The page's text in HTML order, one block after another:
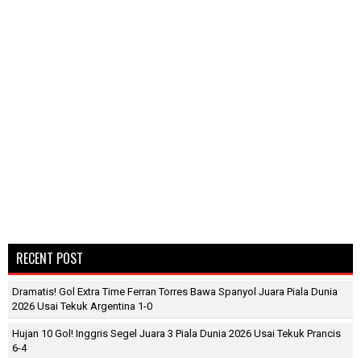
RECENT POST
Dramatis! Gol Extra Time Ferran Torres Bawa Spanyol Juara Piala Dunia
2026 Usai Tekuk Argentina 1-0
Hujan 10 Gol! Inggris Segel Juara 3 Piala Dunia 2026 Usai Tekuk Prancis
6-4